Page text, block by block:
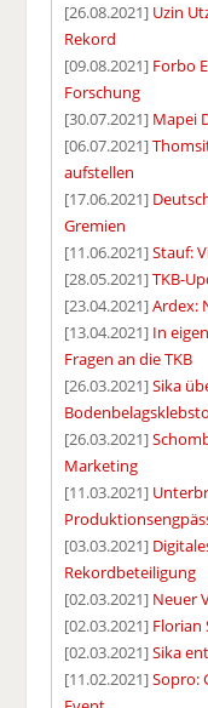
[26.08.2021] Uzin
Rekord
[09.08.2021] Forbo
Forschung
[30.07.2021] Mapei
[06.07.2021]
aufstellen
[17.06.2021]
Gremien
[11.06.2021]Stauf:
[28.05.2021]TKB-
[23.04.2021]Ardex:
[13.04.2021] In
Fragen an die TKB
[26.03.2021]Sika
[26.03.2021]
Marketing
[11.03.2021]
[03.03.2021]
Rekordbeteiligung
[02.03.2021] Neuer
[02.03.2021] Florian
[02.03.2021]Sika
[11.02.2021]Sopro: